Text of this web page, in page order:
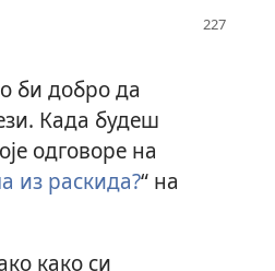
би добро да
Када будеш
одговоре на
из раскида?“ на
како си